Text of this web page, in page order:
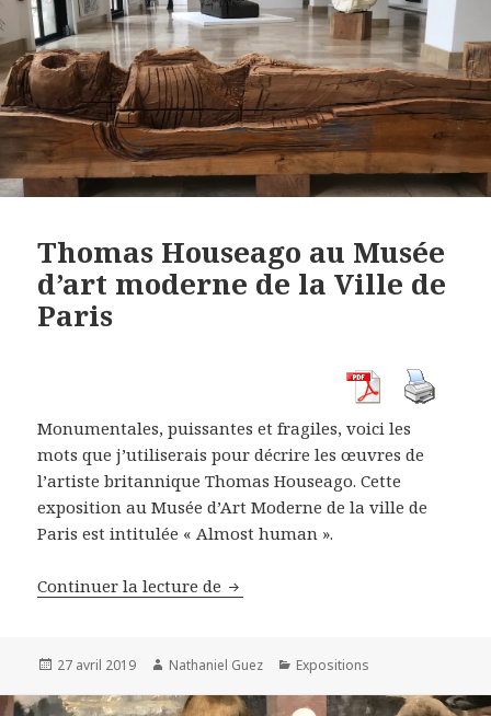
Thomas Houseago au Musée
d’art moderne de la Ville de
Paris
Monumentales, puissantes et fragiles, voici les
mots que j’utiliserais pour décrire les œuvres de
l’artiste britannique Thomas Houseago. Cette
exposition au Musée d’Art Moderne de la ville de
Paris est intitulée « Almost human ».
Continuer la lecture de Thomas Houseago au Musée
Publié
27 avril 2019 Auteur
Nathaniel Guez Catégories
Expositions